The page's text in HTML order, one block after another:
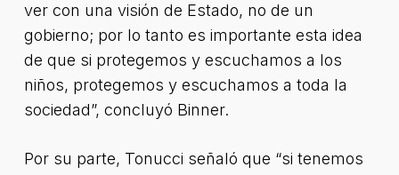
ver con una visión de Estado, no de un
gobierno; por lo tanto es importante esta idea
de que si protegemos y escuchamos a los
niños, protegemos y escuchamos a toda la
sociedad”, concluyó Binner.
Por su parte, Tonucci señaló que “si tenemos